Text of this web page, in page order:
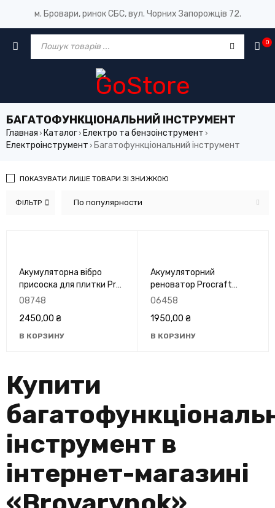
м. Бровари, ринок СБС, вул. Чорних Запорожців 72.
0
БАГАТОФУНКЦІОНАЛЬНИЙ ІНСТРУМЕНТ
Главная › Каталог› Електро та бензоінструмент ›
Електроінструмент › Багатофункціональний інструмент
ФІЛЬТР По популярности
ПОКАЗУВАТИ ЛИШЕ ТОВАРИ ЗІ ЗНИЖКОЮ
Акумуляторна вібро
присоска для плитки Pro
Craft PTM-20 (1 АКБ та
08748
2450,00 ₴
В КОРЗИНУ
Акумуляторний
реноватор Procraft
PMT20 (Без акб та зп)
06458
1950,00 ₴
В КОРЗИНУ
Купити
інструмент в
інтернет-магазині